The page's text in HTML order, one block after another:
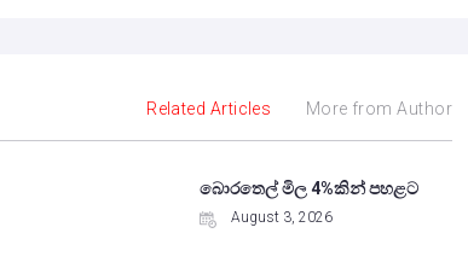
Related Articles More from Author
බොරතෙල් මිල 4%කින් පහළට
August 3, 2026